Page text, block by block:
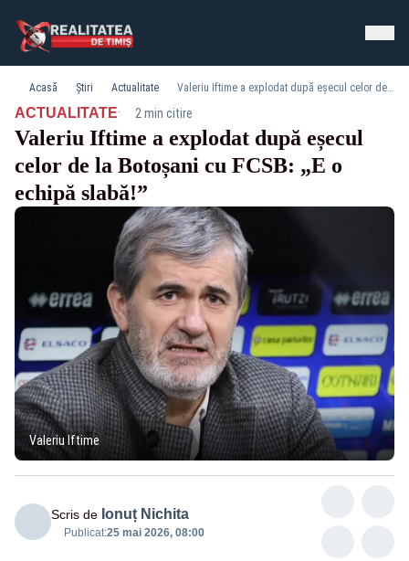
Acasă Știri Actualitate Valeriu Iftime a explodat după eșecul celor de la Botoșani cu FCSB: „E o echipă slabă!”
ACTUALITATE· 2 min citire
Valeriu Iftime a explodat după eșecul
celor de la Botoșani cu FCSB: „E o
echipă slabă!”
Valeriu Iftime
Scris de Ionuț Nichita
Publicat:25 mai 2026, 08:00